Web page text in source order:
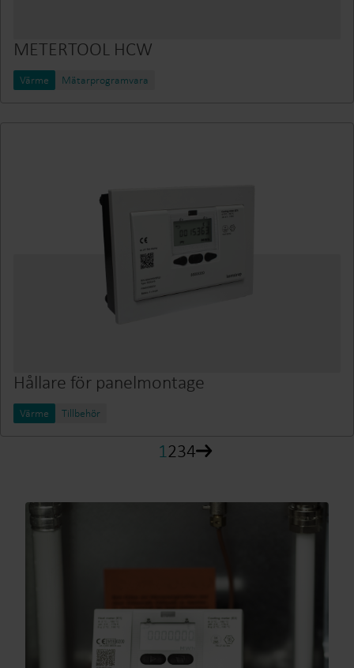
METERTOOL HCW
Värme Mätarprogramvara
Hållare för panelmontage
Värme Tillbehör
1234